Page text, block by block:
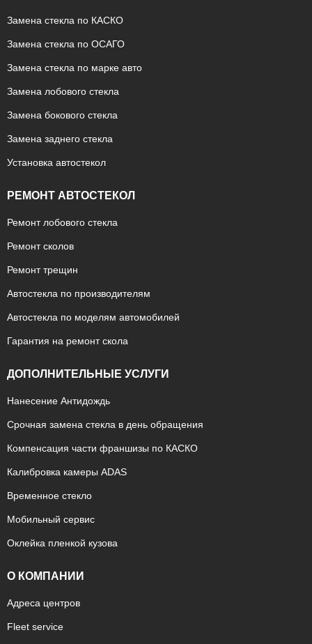
Замена стекла по КАСКО
Замена стекла по ОСАГО
Замена стекла по марке авто
Замена лобового стекла
Замена бокового стекла
Замена заднего стекла
Установка автостекол
РЕМОНТ АВТОСТЕКОЛ
Ремонт лобового стекла
Ремонт сколов
Ремонт трещин
Автостекла по производителям
Автостекла по моделям автомобилей
Гарантия на ремонт скола
ДОПОЛНИТЕЛЬНЫЕ УСЛУГИ
Нанесение Антидождь
Срочная замена стекла в день обращения
Компенсация части франшизы по КАСКО
Калибровка камеры ADAS
Временное стекло
Мобильный сервис
Оклейка пленкой кузова
О КОМПАНИИ
Адреса центров
Fleet service